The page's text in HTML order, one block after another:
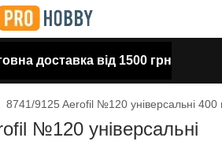
доставка від 1500 грн
8741/9125 Aerofil №120 універсальні 400
№120 універсальні